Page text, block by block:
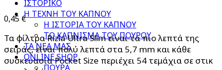
ΙΣΤΟΡΙΚΟ
Η ΤΕΧΝΗ ΤΟΥ ΚΑΠΝΟΥ
Η ΙΣΤΟΡΙΑ ΤΟΥ ΚΑΠΝΟΥ
ΤΟ ΚΑΠΝΙΣΜΑ ΤΟΥ ΠΟΥΡΟΥ
ΤΑ ΝΕΑ ΜΑΣ
ONLINE SHOP
ΠΟΥΡΑ
0,45 €
Τα φίλτρα Rizla Ultra Slim είναι τα πιο λεπτά της
σειράς, είναι πολύ λεπτά στα 5,7 mm και κάθε
συσκευασία Pocket Size περιέχει 54 τεμάχια σε στικ